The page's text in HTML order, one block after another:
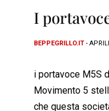
I
BEPPEGRILLO.IT -
i portavoce M5S
Movimento 5
che questa